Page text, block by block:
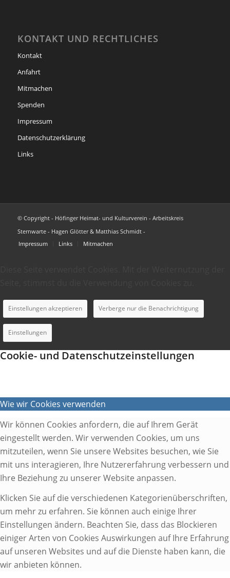
KONTAKT UND RECHTLICHES
Kontakt
Anfahrt
Mitmachen
Spenden
Impressum
Datenschutzerklärung
Links
© Copyright - Höfinger Heimat- und Kulturverein - Arbeitskreis
Sternwarte - Hagen Glötter & Matthias Schmidt -
Impressum
Links Mitmachen
Einstellungen akzeptieren Verberge nur die Benachrichtigung
Einstellungen
Cookie- und Datenschutzeinstellungen
Wie wir Cookies verwenden
Wir können Cookies anfordern, die auf Ihrem Gerät
eingestellt werden. Wir verwenden Cookies, um uns
mitzuteilen, wenn Sie unsere Websites besuchen, wie Sie
mit uns interagieren, Ihre Nutzererfahrung verbessern und
Ihre Beziehung zu unserer Website anpassen.
Klicken Sie auf die verschiedenen Kategorienüberschriften,
um mehr zu erfahren. Sie können auch einige Ihrer
Einstellungen ändern. Beachten Sie, dass das Blockieren
einiger Arten von Cookies Auswirkungen auf Ihre Erfahrung
auf unseren Websites und auf die Dienste haben kann, die
wir anbieten können.